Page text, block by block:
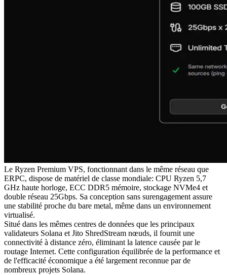
Le Ryzen Premium VPS, fonctionnant dans le même réseau que
ERPC, dispose de matériel de classe mondiale: CPU Ryzen 5,7
GHz haute horloge, ECC DDR5 mémoire, stockage NVMe4 et
double réseau 25Gbps. Sa conception sans surengagement assure
une stabilité proche du bare metal, même dans un environnement
virtualisé.
Situé dans les mêmes centres de données que les principaux
validateurs Solana et Jito ShredStream nœuds, il fournit une
connectivité à distance zéro, éliminant la latence causée par le
routage Internet. Cette configuration équilibrée de la performance et
de l'efficacité économique a été largement reconnue par de
nombreux projets Solana.